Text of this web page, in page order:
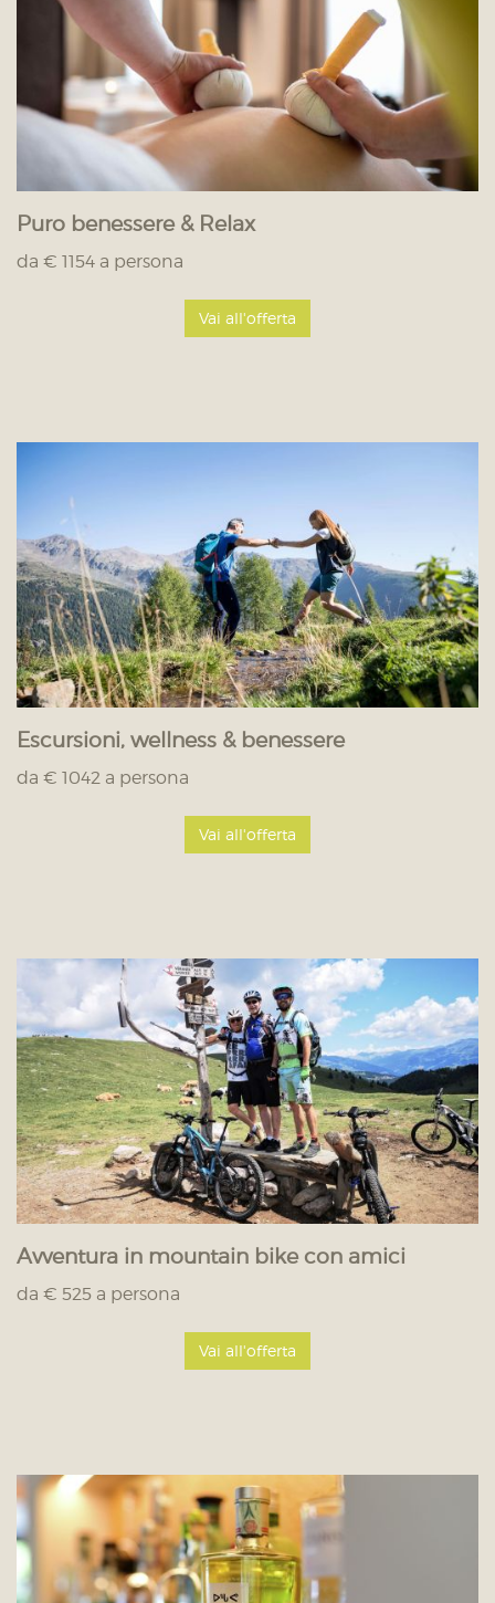
Puro benessere & Relax
da € 1154 a persona
Vai all'offerta
Escursioni, wellness & benessere
da € 1042 a persona
Vai all'offerta
Avventura in mountain bike con amici
da € 525 a persona
Vai all'offerta